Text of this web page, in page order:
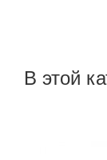
В этой